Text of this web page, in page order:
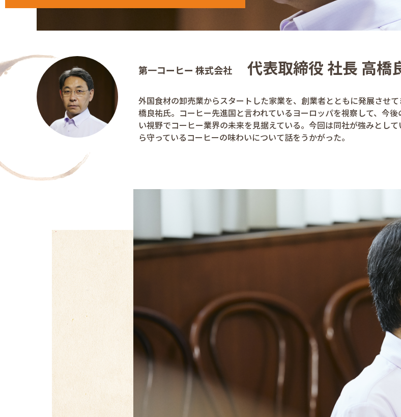
第一コーヒー 株式会社 代表取締役 社長 高橋
外国食材の卸売業からスタートした家業を、創業者とともに発展させ
橋良祐氏。コーヒー先進国と言われているヨーロッパを視察して、今
い視野でコーヒー業界の未来を見据えている。今回は同社が強みとし
ら守っているコーヒーの味わいについて話をうかがった。